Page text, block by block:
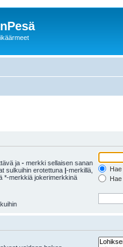
ja - merkki sellaisen sanan
sulkuihin erotettuna |-merkillä,
*-merkkiä jokerimerkkinä